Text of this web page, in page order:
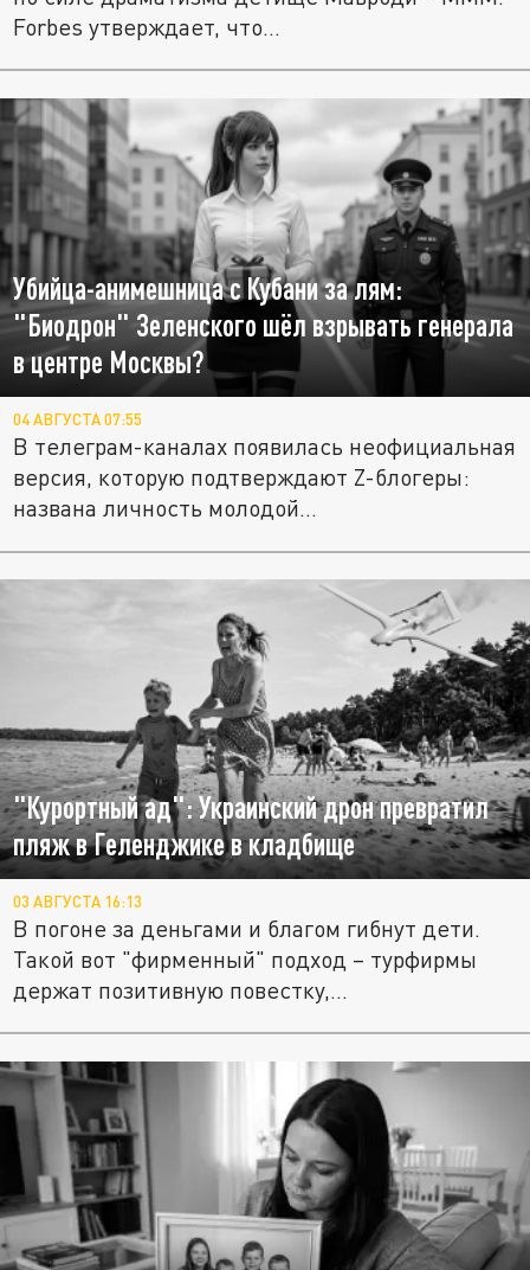
Forbes утверждает, что...
Убийца-анимешница с Кубани за лям:
"Биодрон" Зеленского шёл взрывать генерала
в центре Москвы?
04 АВГУСТА 07:55
В телеграм-каналах появилась неофициальная
версия, которую подтверждают Z-блогеры:
названа личность молодой...
"Курортный ад": Украинский дрон превратил
пляж в Геленджике в кладбище
03 АВГУСТА 16:13
В погоне за деньгами и благом гибнут дети.
Такой вот "фирменный" подход – турфирмы
держат позитивную повестку,...